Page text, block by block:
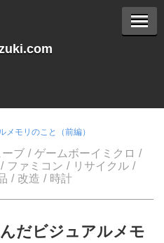
モリのこと（前編）
ブ
ゲームボーイミクロ
ファミコン
リサイクル
改造 時計
だビジュアルメモ